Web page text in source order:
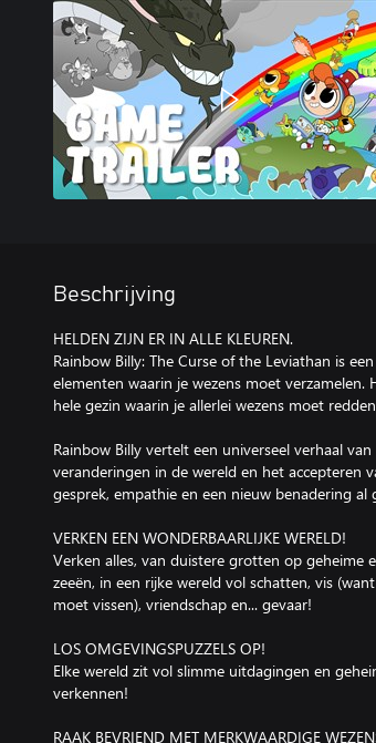
Beschrijving
HELDEN ZIJN ER IN ALLE KLEUREN.
Rainbow Billy: The Curse of the Leviathan is
elementen waarin je wezens moet
hele gezin waarin je allerlei wezens moet
Rainbow Billy vertelt een universeel verhaal
veranderingen in de wereld en het accepteren
gesprek, empathie en een nieuw benadering
VERKEN EEN WONDERBAARLIJKE WERELD!
Verken alles, van duistere grotten op
zeeën, in een rijke wereld vol schatten, vis
moet vissen), vriendschap en... gevaar!
LOS OMGEVINGSPUZZELS OP!
Elke wereld zit vol slimme uitdagingen en
verkennen!
RAAK BEVRIEND MET MERKWAARDIGE